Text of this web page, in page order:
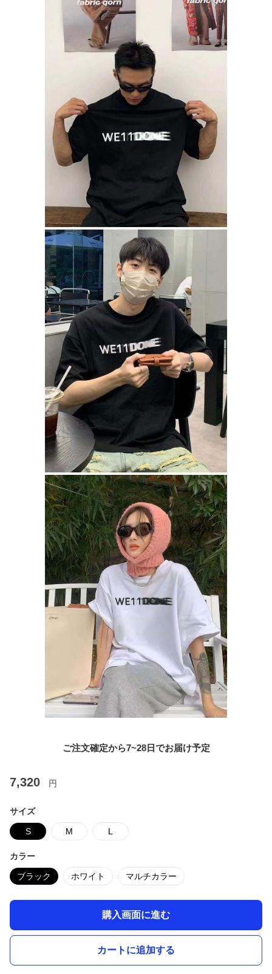
ご注文確定から7~28日でお届け予定
7,320 円
サイズ
S M L
カラー
ブラック ホワイト マルチカラー
購入画面に進む
カートに追加する